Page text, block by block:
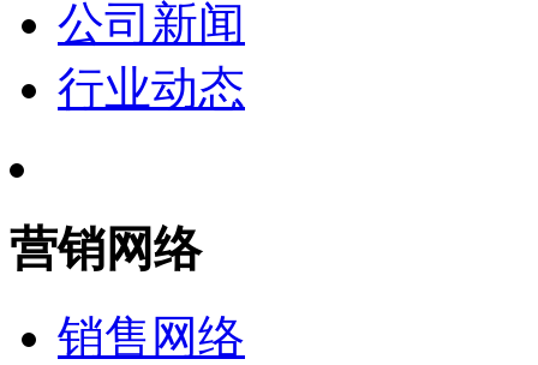
公司新闻
行业动态
营销网络
销售网络